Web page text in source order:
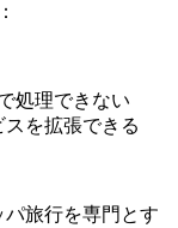
：
処理できない
を拡張できる
旅行を専門とす